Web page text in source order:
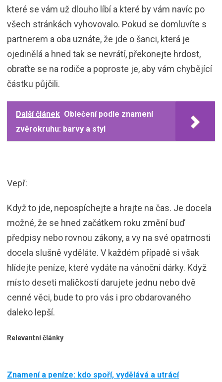
které se vám už dlouho líbí a které by vám navíc po
všech stránkách vyhovovalo. Pokud se domluvíte s
partnerem a oba uznáte, že jde o šanci, která je
ojedinělá a hned tak se nevrátí, překonejte hrdost,
obraťte se na rodiče a poproste je, aby vám chybějící
částku půjčili.
Další článek Oblečení podle znamení
zvěrokruhu: barvy a styl
Vepř:
Když to jde, nepospíchejte a hrajte na čas. Je docela
možné, že se hned začátkem roku změní buď
předpisy nebo rovnou zákony, a vy na své opatrnosti
docela slušně vyděláte. V každém případě si však
hlídejte peníze, které vydáte na vánoční dárky. Když
místo deseti maličkostí darujete jednu nebo dvě
cenné věci, bude to pro vás i pro obdarovaného
daleko lepší.
Relevantní články
Znamení a peníze: kdo spoří, vydělává a utrácí